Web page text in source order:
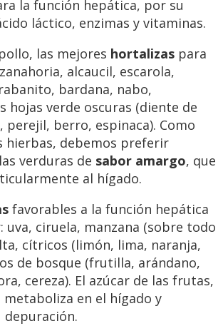
la función hepática, por su
láctico, enzimas y vitaminas.
las mejores hortalizas para
alcaucil, escarola,
bardana, nabo,
hojas verde oscuras (diente de
perejil, berro, espinaca). Como
hierbas, debemos preferir
verduras de sabor amargo, que
al hígado.
favorables a la función hepática
uva, ciruela, manzana (sobre todo
cítricos (limón, lima, naranja,
de bosque (frutilla, arándano,
cereza). El azúcar de las frutas,
metaboliza en el hígado y
depuración.